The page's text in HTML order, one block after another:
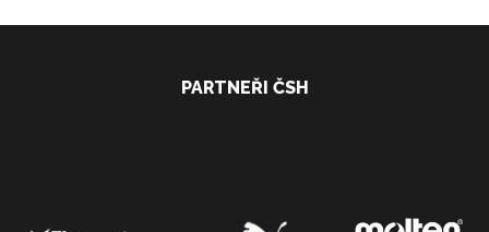
PARTNEŘI ČSH